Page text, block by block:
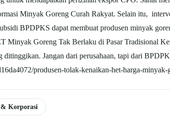
Minyak Goreng Curah Rakyat. Selain itu,
BPDPKS dapat membuat produsen minyak
Goreng Tak Berlaku di Pasar Tradisional
Jangan dari perusahaan, tapi dari
produsen-tolak-kenaikan-het-harga-
Korporasi